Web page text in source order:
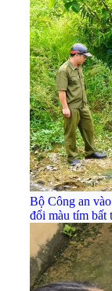
Bộ Công an
đổi màu tím bất